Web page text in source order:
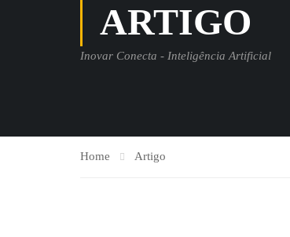
ARTIGO
Inovar Conecta - Inteligência Artificial
Home Artigo